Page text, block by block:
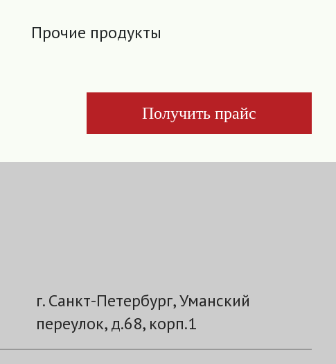
Прочие продукты
Получить прайс
г. Санкт-Петербург, Уманский
переулок, д.68, корп.1